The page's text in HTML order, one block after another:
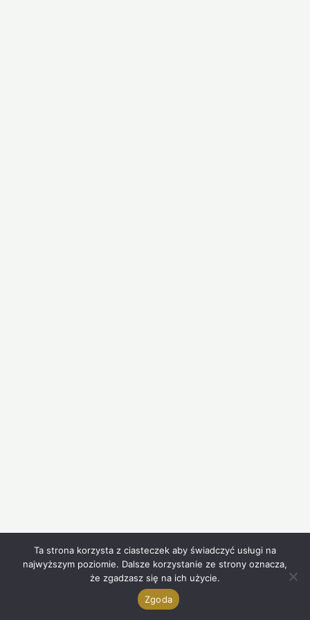
Ta strona korzysta z ciasteczek aby świadczyć usługi na
najwyższym poziomie. Dalsze korzystanie ze strony oznacza,
że zgadzasz się na ich użycie.
Zgoda